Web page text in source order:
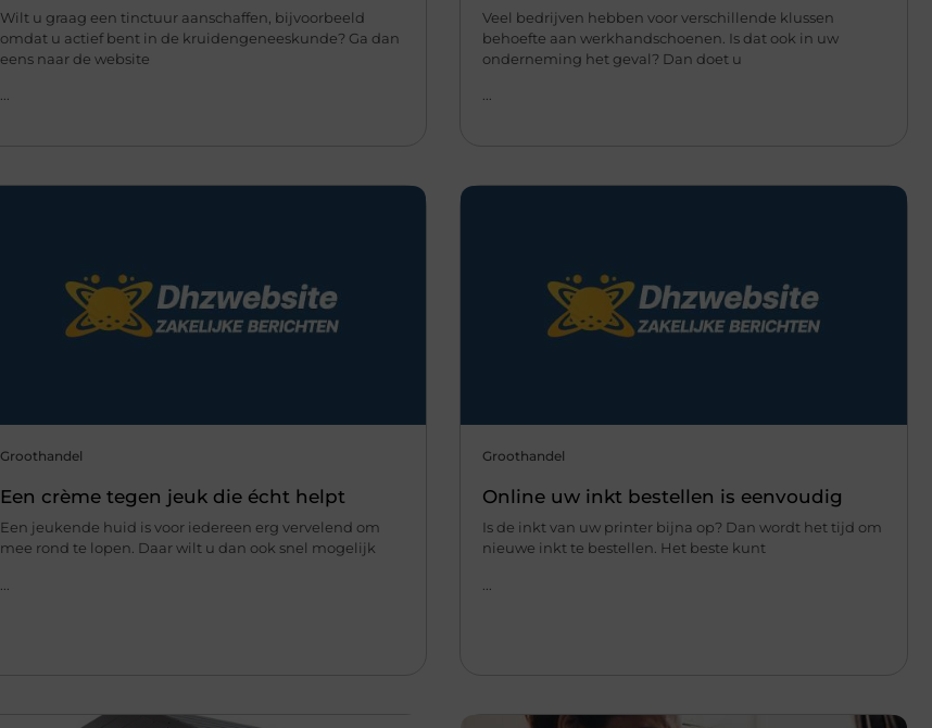
Wilt u graag een tinctuur aanschaffen, bijvoorbeeld
omdat u actief bent in de kruidengeneeskunde? Ga dan
eens naar de website
...
Veel bedrijven hebben voor verschillende klussen
behoefte aan werkhandschoenen. Is dat ook in uw
onderneming het geval? Dan doet u
...
Groothandel
Een crème tegen jeuk die écht helpt
Een jeukende huid is voor iedereen erg vervelend om
mee rond te lopen. Daar wilt u dan ook snel mogelijk
Groothandel
Online uw inkt bestellen is eenvoudig
Is de inkt van uw printer bijna op? Dan wordt het tijd om
nieuwe inkt te bestellen. Het beste kunt